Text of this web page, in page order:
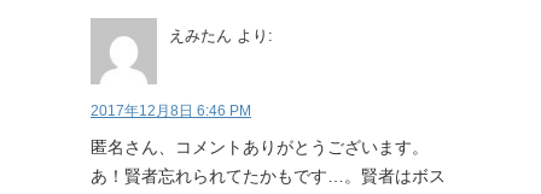
えみたん より:
2017年12月8日 6:46 PM
匿名さん、コメントありがとうございます。
あ！賢者忘れられてたかもです…。賢者はボス